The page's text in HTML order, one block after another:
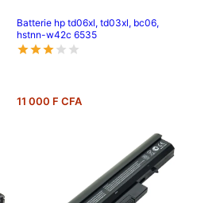
Batterie hp td06xl, td03xl, bc06,
hstnn-w42c 6535
11 000 F CFA